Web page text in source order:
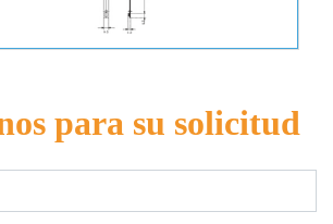
para su solicitud